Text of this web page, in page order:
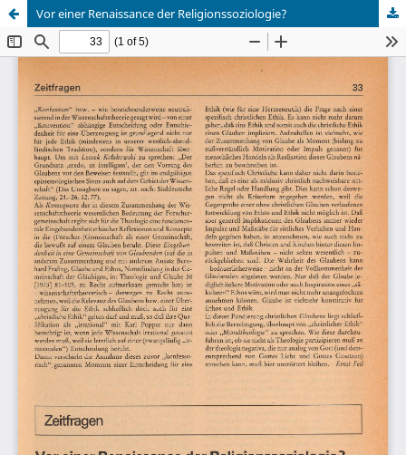
Vor einer Renaissance der Religionssoziologie?